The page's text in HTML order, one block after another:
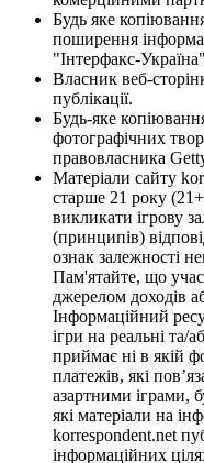
Будь яке
поширення
"Інтерфакс-
Власник веб-
публікації.
Будь-яке
фотографічних
правовласника
Матеріали сайту
старше 21 року
викликати ігрову
(принципів)
ознак залежності
Пам'ятайте, що
джерелом доходів
Інформаційний
ігри на реальні та/
приймає ні в якій
платежів, які
азартними іграми,
які матеріали на
korrespondent.net
інформаційних